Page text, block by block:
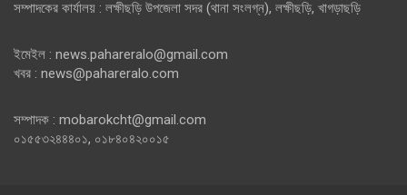
সম্পাদকের কার্যালয় : লক্ষীছড়ি উপজেলা সদর (থানা সংলগ্ন), লক্ষীছড়ি, খাগড়াছড়ি
ইমেইল : news.pahareralo@gmail.com
খবর : news@pahareralo.com
সম্পাদক : mobarokcht@gmail.com
০১৫৫৩২৪৪৪০১, ০১৮৪০৪২০০১৫